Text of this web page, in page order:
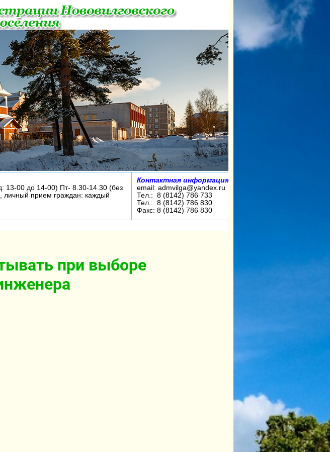
13-00 до 14-00) Пт- 8.30-14.30 (без
личный прием граждан: каждый
Контактная информация:
email: admvilga@yandex.ru
Тел.: 8 (8142) 786 733
Тел.: 8 (8142) 786 830
Факс: 8 (8142) 786 830
при выборе